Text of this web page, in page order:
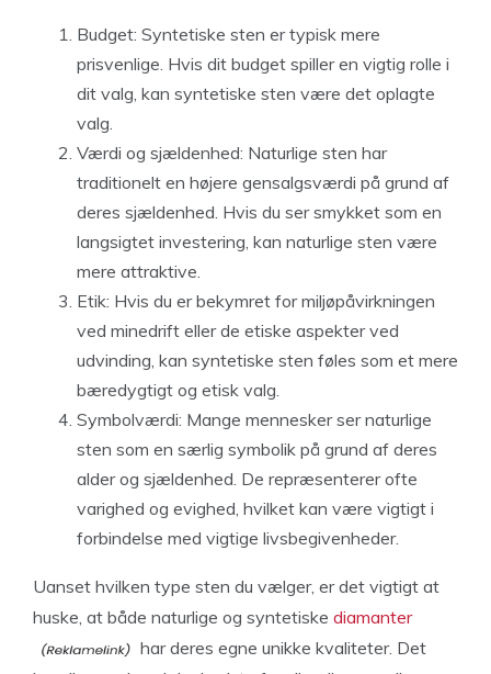
Budget: Syntetiske sten er typisk mere
prisvenlige. Hvis dit budget spiller en vigtig rolle i
dit valg, kan syntetiske sten være det oplagte
valg.
Værdi og sjældenhed: Naturlige sten har
traditionelt en højere gensalgsværdi på grund af
deres sjældenhed. Hvis du ser smykket som en
langsigtet investering, kan naturlige sten være
mere attraktive.
Etik: Hvis du er bekymret for miljøpåvirkningen
ved minedrift eller de etiske aspekter ved
udvinding, kan syntetiske sten føles som et mere
bæredygtigt og etisk valg.
Symbolværdi: Mange mennesker ser naturlige
sten som en særlig symbolik på grund af deres
alder og sjældenhed. De repræsenterer ofte
varighed og evighed, hvilket kan være vigtigt i
forbindelse med vigtige livsbegivenheder.
Uanset hvilken type sten du vælger, er det vigtigt at
huske, at både naturlige og syntetiske diamanter
har deres egne unikke kvaliteter. Det